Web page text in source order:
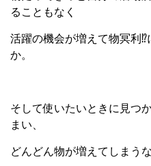
ることもなく
活躍の機会が増えて物冥利⁉
か。
そして使いたいときに見つ
まい、
どんどん物が増えてしまう